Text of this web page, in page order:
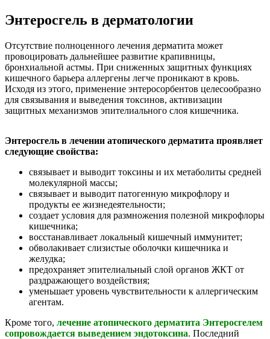
Энтеросгель в дерматологии
Отсутствие полноценного лечения дерматита может
провоцировать дальнейшее развитие крапивницы,
бронхиальной астмы. При сниженных защитных функциях
кишечного барьера аллергены легче проникают в кровь.
Исходя из этого, применение энтеросорбентов целесообразно
для связывания и выведения токсинов, активизации
защитных механизмов эпителиального слоя кишечника.
Энтеросгель в лечении атопического дерматита проявляет
следующие свойства:
связывает и выводит токсины и их метаболиты средней
молекулярной массы;
связывает и выводит патогенную микрофлору и
продукты ее жизнедеятельности;
создает условия для размножения полезной микрофлоры
кишечника;
восстанавливает локальный кишечный иммунитет;
обволакивает слизистые оболочки кишечника и
желудка;
предохраняет эпителиальный слой органов ЖКТ от
раздражающего воздействия;
уменьшает уровень чувствительности к аллергическим
агентам.
Кроме того, лечение атопического дерматита Энтеросгелем
сопровождается выведением эндотоксина. Последний